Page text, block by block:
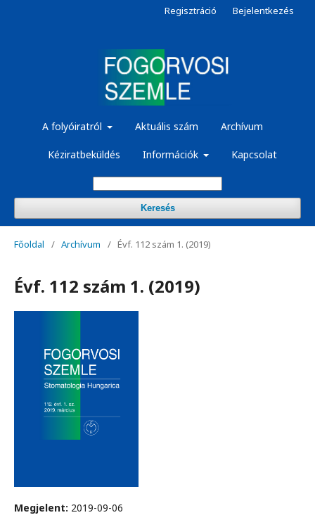
A folyóiratról Aktuális szám Archívum
Kéziratbeküldés Információk Kapcsolat
Keresés
Regisztráció Bejelentkezés
Főoldal / Archívum / Évf. 112 szám 1. (2019)
Évf. 112 szám 1. (2019)
Megjelent: 2019-09-06